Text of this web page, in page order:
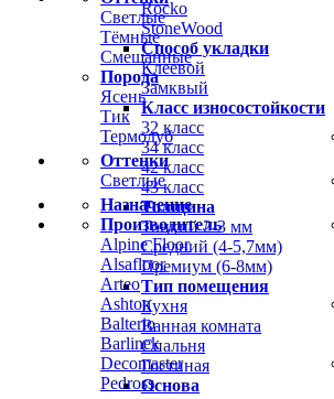
Светлые
Тёмные
Смешанные
Порода
Ясень
Тик
Термодуб
Оттенки
Светлые
Назначение
Производитель
Alpine Floor
Alsafloor
Arteo
Ashton
Balterio
Barlinek
Decomaster
Pedross
Rocko
StoneWood
Способ укладки
Клеевой
Замквый
Класс износостойкости
32 класс
34 класс
42 класс
43 класс
Толщина
Тонкий 2-3 мм
Средний (4-5,7мм)
Премиум (6-8мм)
Тип помещения
Кухня
Ванная комната
Спальня
Гостиная
Основа